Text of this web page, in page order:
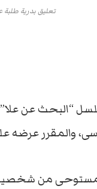
تعليق بدرية طلبة
“البحث عن
والمقرر عرضه
من شخصيات